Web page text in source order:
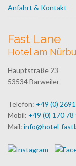
Anfahrt & Kontakt
Fast Lane
Hotel am
Hauptstraße 23
53534 Barweiler
Telefon: +49 (0)
Mobil: +49 (0) 170 78
Mail: info@hotel-